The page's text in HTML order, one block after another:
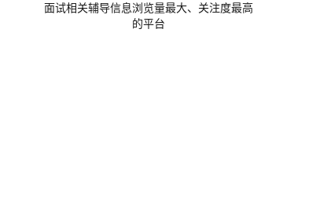
面试相关辅导信息浏览量最大、关注度最高
的平台